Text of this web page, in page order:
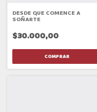
DESDE QUE COMENCE A
SOÑARTE
$30.000,00